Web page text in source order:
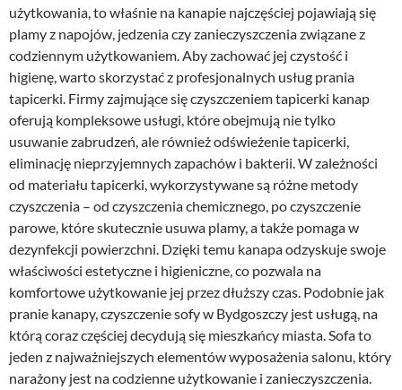
użytkowania, to właśnie na kanapie najczęściej pojawiają się
plamy z napojów, jedzenia czy zanieczyszczenia związane z
codziennym użytkowaniem. Aby zachować jej czystość i
higienę, warto skorzystać z profesjonalnych usług prania
tapicerki. Firmy zajmujące się czyszczeniem tapicerki kanap
oferują kompleksowe usługi, które obejmują nie tylko
usuwanie zabrudzeń, ale również odświeżenie tapicerki,
eliminację nieprzyjemnych zapachów i bakterii. W zależności
od materiału tapicerki, wykorzystywane są różne metody
czyszczenia – od czyszczenia chemicznego, po czyszczenie
parowe, które skutecznie usuwa plamy, a także pomaga w
dezynfekcji powierzchni. Dzięki temu kanapa odzyskuje swoje
właściwości estetyczne i higieniczne, co pozwala na
komfortowe użytkowanie jej przez dłuższy czas. Podobnie jak
pranie kanapy, czyszczenie sofy w Bydgoszczy jest usługą, na
którą coraz częściej decydują się mieszkańcy miasta. Sofa to
jeden z najważniejszych elementów wyposażenia salonu, który
narażony jest na codzienne użytkowanie i zanieczyszczenia.